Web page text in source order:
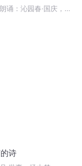
诵：沁园春·国庆，朗
诗